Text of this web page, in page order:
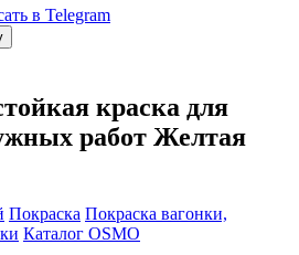
в Telegram
краска для
работ Желтая
Покраска Покраска вагонки,
Каталог OSMO